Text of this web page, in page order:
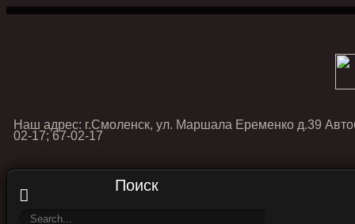
Наш адрес: г.Смоленск, ул. Маршала Еременко д.39
02-17; 67-02-17
Поиск